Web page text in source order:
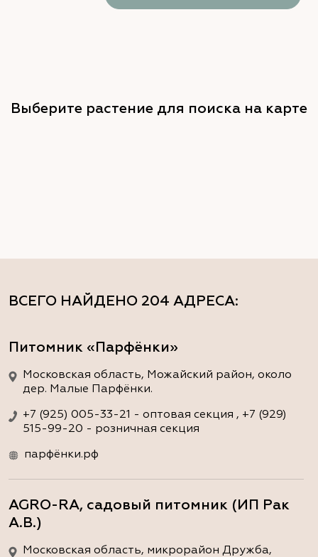
ВСЕГО НАЙДЕНО 204 АДРЕСА:
Питомник «Парфёнки»
Московская область, Можайский район, около
дер. Малые Парфёнки.
+7 (925) 005-33-21 - оптовая секция , +7 (929)
515-99-20 - розничная секция
парфёнки.рф
AGRO-RA, садовый питомник (ИП Рак
А.В.)
Московская область, микрорайон Дружба,
Выберите растение для поиска на карте